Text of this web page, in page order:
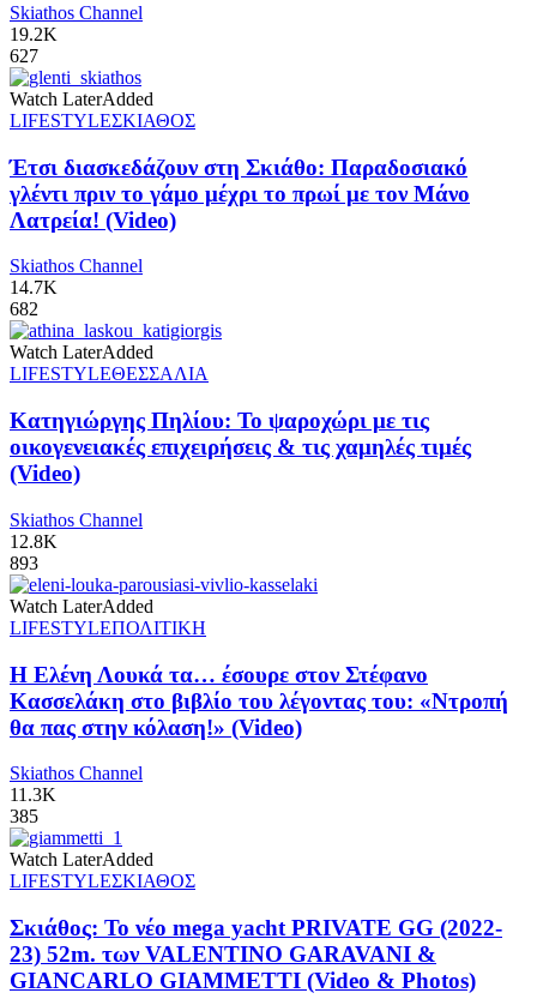
Skiathos Channel
19.2K
627
Watch LaterAdded
LIFESTYLEΣΚΙΑΘΟΣ
Έτσι διασκεδάζουν στη Σκιάθο: Παραδοσιακό
γλέντι πριν το γάμο μέχρι το πρωί με τον Μάνο
Λατρεία! (Video)
Skiathos Channel
14.7K
682
Watch LaterAdded
LIFESTYLEΘΕΣΣΑΛΙΑ
Κατηγιώργης Πηλίου: Το ψαροχώρι με τις
οικογενειακές επιχειρήσεις & τις χαμηλές τιμές
(Video)
Skiathos Channel
12.8K
893
Watch LaterAdded
LIFESTYLEΠΟΛΙΤΙΚΗ
Η Ελένη Λουκά τα… έσουρε στον Στέφανο
Κασσελάκη στο βιβλίο του λέγοντας του: «Ντροπή
θα πας στην κόλαση!» (Video)
Skiathos Channel
11.3K
385
Watch LaterAdded
LIFESTYLEΣΚΙΑΘΟΣ
Σκιάθος: Το νέο mega yacht PRIVATE GG (2022-
23) 52m. των VALENTINO GARAVANI &
GIANCARLO GIAMMETTI (Video & Photos)